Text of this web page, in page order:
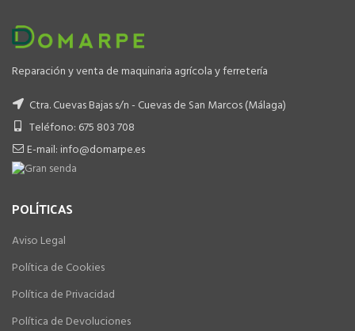
Reparación y venta de maquinaria agrícola y ferretería
Ctra. Cuevas Bajas s/n - Cuevas de San Marcos (Málaga)
Teléfono: 675 803 708
E-mail: info@domarpe.es
POLÍTICAS
Aviso Legal
Política de Cookies
Política de Privacidad
Política de Devoluciones